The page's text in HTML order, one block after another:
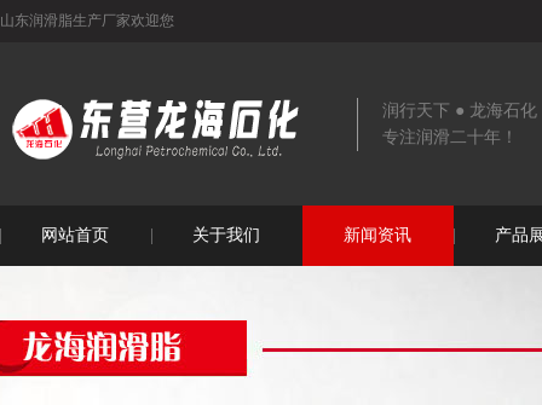
山东润滑脂生产厂家欢迎您
润行天下 ● 龙海石化
专注润滑二十年！
网站首页 关于我们 新闻资讯 产品